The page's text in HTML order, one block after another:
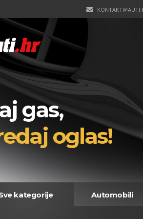
gas,
oglas!
kategorije Automobili